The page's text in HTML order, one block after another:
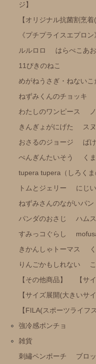
くらはしれいイラスト
りんごかもしれない
こびとづかん
モンチッチ
【その他商品】
【サイズ調整可能商
【サイズ展開(大きい
【冷感パンツ】
強冷感ポンチョ
雑貨
刺繡ペンポーチ
Baby Set (ビブとソック
リラックマエプロン（
ジ】
【オリジナル抗菌割烹
《プチプライスエプロ
ルルロロ
はらぺこあ
11ぴきのねこ
めがねうさぎ・ねない
ねずみくんのチョッキ
わたしのワンピース
きんぎょがにげた
ス
おさるのジョージ
ば
ぺんぎんたいそう
く
tupera tupera（しろくま
トムとジェリー
にじ
ねずみさんのながいパン
パンダのおさじ
ハム
すみっコぐらし
きかんしゃトーマス
りんごかもしれない
【その他商品】
【サ
【サイズ展開(大きいサ
【FILA(スポーツライフ
強冷感ポンチョ
雑貨
刺繡ペンポーチ
ブロ